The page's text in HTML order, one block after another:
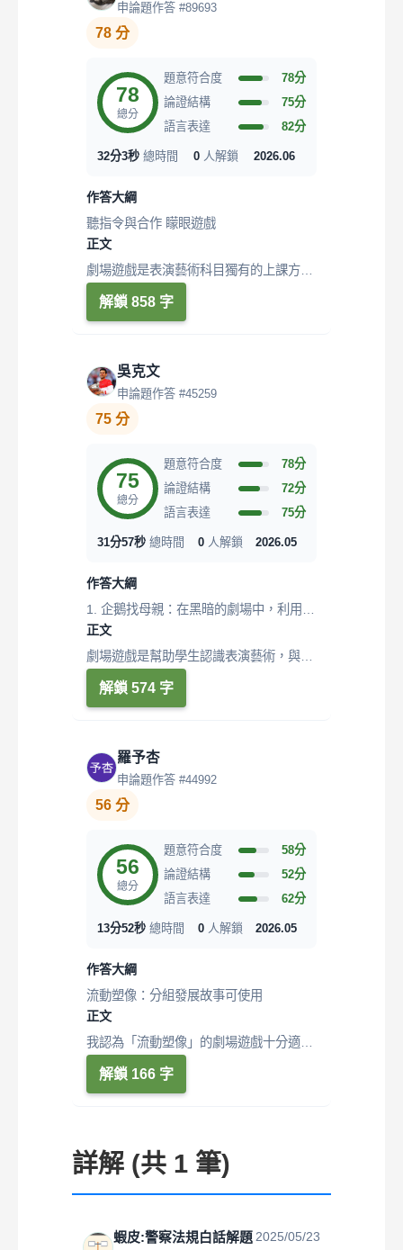
申論題作答 #89693
78 分
78
總分
題意符合度
78分
論證結構
75分
語言表達
82分
32分3秒 總時間 0 人解鎖 2026.06
作答大綱
聽指令與合作 矇眼遊戲
正文
劇場遊戲是表演藝術科目獨有的上課方
式，以遊戲的方式讓學生在開放、安全且
沒...
解鎖 858 字
吳克文
申論題作答 #45259
75 分
75
總分
題意符合度
78分
論證結構
72分
語言表達
75分
31分57秒 總時間 0人解鎖 2026.05
作答大綱
1. 企鵝找母親：在黑暗的劇場中，利用聽
聲辨位找到自己的同伴（母親）。 2....
正文
劇場遊戲是幫助學生認識表演藝術，與參
與表演藝術的重要媒介。針對高中表演
課...
解鎖 574 字
羅予杏
申論題作答 #44992
56 分
56
總分
題意符合度
58分
論證結構
52分
語言表達
62分
13分52秒 總時間 0人解鎖 2026.05
作答大綱
流動塑像：分組發展故事可使用
正文
我認為「流動塑像」的劇場遊戲十分適
合。 流動塑像源自於Playback一人一故
事...
解鎖 166 字
詳解 (共 1 筆)
蝦皮:警察法規白話解題 2025/05/23